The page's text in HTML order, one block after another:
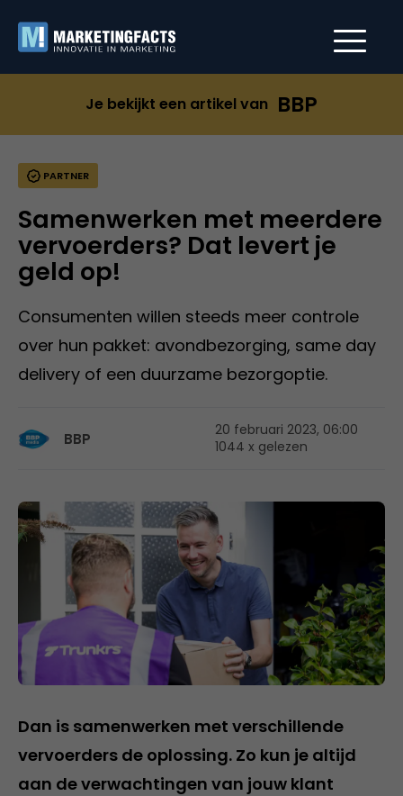
Je bekijkt een artikel van BBP
PARTNER
Samenwerken met meerdere
vervoerders? Dat levert je
geld op!
Consumenten willen steeds meer controle
over hun pakket: avondbezorging, same day
delivery of een duurzame bezorgoptie.
BBP
20 februari 2023, 06:00
1044 x gelezen
Dan is samenwerken met verschillende
vervoerders de oplossing. Zo kun je altijd
aan de verwachtingen van jouw klant